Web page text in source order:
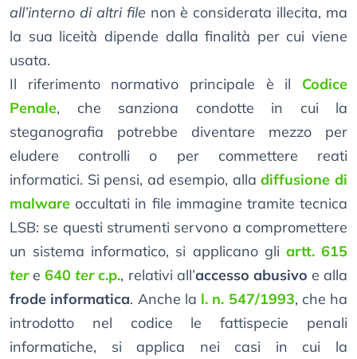
all’interno di altri file non è considerata illecita, ma
la sua liceità dipende dalla finalità per cui viene
usata.
Il riferimento normativo principale è il Codice
Penale, che sanziona condotte in cui la
steganografia potrebbe diventare mezzo per
eludere controlli o per commettere reati
informatici. Si pensi, ad esempio, alladiffusione di
malware occultati in file immagine tramite tecnica
LSB: se questi strumenti servono a compromettere
un sistema informatico, si applicano gli artt. 615
tere640terc.p., relativi all’accesso abusivo e alla
frode informatica. Anche la l. n. 547/1993, che ha
introdotto nel codice le fattispecie penali
informatiche, si applica nei casi in cui la